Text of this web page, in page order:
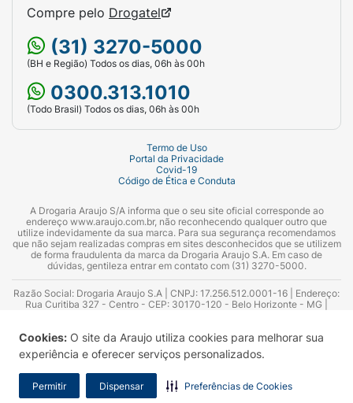
Cookies: O site da Araujo utiliza cookies para melhorar sua
experiência e oferecer serviços personalizados.
Permitir Dispensar Preferências de Cookies
Compre pelo Drogatel
(31) 3270-5000
(BH e Região) Todos os dias, 06h às 00h
0300.313.1010
(Todo Brasil) Todos os dias, 06h às 00h
Termo de Uso
Portal da Privacidade
Covid-19
Código de Ética e Conduta
A Drogaria Araujo S/A informa que o seu site oficial corresponde ao
endereço www.araujo.com.br, não reconhecendo qualquer outro que
utilize indevidamente da sua marca. Para sua segurança recomendamos
que não sejam realizadas compras em sites desconhecidos que se utilizem
de forma fraudulenta da marca da Drogaria Araujo S.A. Em caso de
dúvidas, gentileza entrar em contato com (31) 3270-5000.
Razão Social: Drogaria Araujo S.A | CNPJ: 17.256.512.0001-16 | Endereço:
Rua Curitiba 327 - Centro - CEP: 30170-120 - Belo Horizonte - MG |
Azevedo Guimarães – CRF 10.965 | Yasmin Silva Alvarenga – CRF 52.584 -
Consultor substituto: Thiago Aguiar Pinheiro - CRF Nº 13.748. Alvará
Sanitário: 2025020713 | Autorização de Funcionamento da Empresa (AFE):